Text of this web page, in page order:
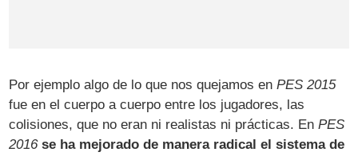
Por ejemplo algo de lo que nos quejamos enPES 2015
fue en el cuerpo a cuerpo entre los jugadores, las
colisiones, que no eran ni realistas ni prácticas. EnPES
2016 se ha mejorado de manera radical el sistema de